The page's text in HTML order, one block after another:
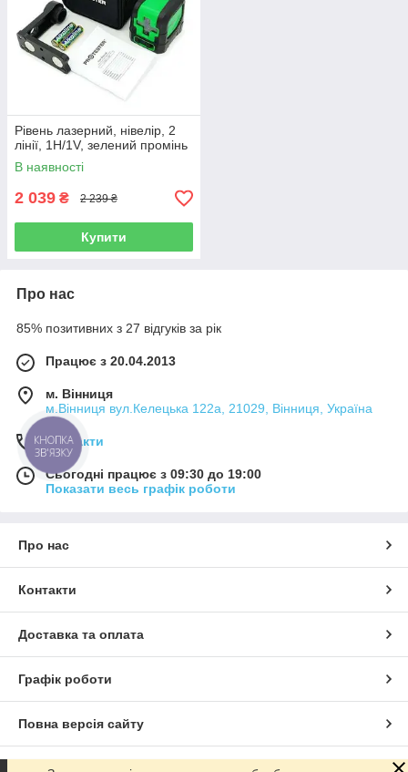
Рівень лазерний, нівелір, 2
лінії, 1H/1V, зелений промінь
В наявності
2 039 ₴ 2 239 ₴
Купити
Про нас
85% позитивних з 27 відгуків за рік
Працює з 20.04.2013
м. Вінниця
м.Вінниця вул.Келецька 122а, 21029, Вінниця, Україна
Контакти
Сьогодні працює з 09:30 до 19:00
Показати весь графік роботи
Про нас
Контакти
Доставка та оплата
Графік роботи
Повна версія сайту
Сайт створено на маркетплейсі Prom.ua
КНОПКА
ЗВ'ЯЗКУ